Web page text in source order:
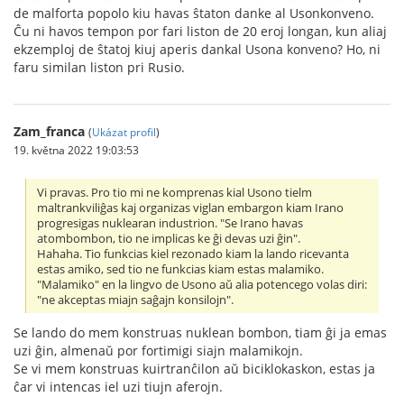
de malforta popolo kiu havas ŝtaton danke al Usonkonveno.
Ĉu ni havos tempon por fari liston de 20 eroj longan, kun aliaj
ekzemploj de ŝtatoj kiuj aperis dankal Usona konveno? Ho, ni
faru similan liston pri Rusio.
Zam_franca (Ukázat profil)
19. května 2022 19:03:53
Vi pravas. Pro tio mi ne komprenas kial Usono tielm
maltrankviliĝas kaj organizas viglan embargon kiam Irano
progresigas nuklearan industrion. "Se Irano havas
atombombon, tio ne implicas ke ĝi devas uzi ĝin".
Hahaha. Tio funkcias kiel rezonado kiam la lando ricevanta
estas amiko, sed tio ne funkcias kiam estas malamiko.
"Malamiko" en la lingvo de Usono aŭ alia potencego volas diri:
"ne akceptas miajn saĝajn konsilojn".
Se lando do mem konstruas nuklean bombon, tiam ĝi ja emas
uzi ĝin, almenaŭ por fortimigi siajn malamikojn.
Se vi mem konstruas kuirtranĉilon aŭ biciklokaskon, estas ja
ĉar vi intencas iel uzi tiujn aferojn.